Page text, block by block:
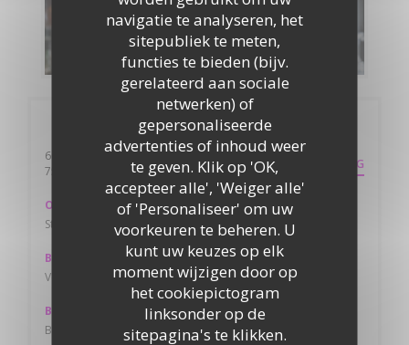
navigatie te analyseren, het
sitepubliek te meten,
functies te bieden (bijv.
gerelateerd aan sociale
netwerken) of
gepersonaliseerde
advertenties of inhoud weer
te geven. Klik op 'OK,
accepteer alle', 'Weiger alle'
of 'Personaliseer' om uw
voorkeuren te beheren. U
kunt uw keuzes op elk
moment wijzigen door op
het cookiepictogram
linksonder op de
sitepagina's te klikken.
ONTDEK ONS MENU
Algemene informatie
60 boulevard montparnasse
75015 Paris
((opent in een nieuw venster)) ROUTEBESCHRIJVING
Ondergrondse
Station Montparnasse ligne : 13 , 6 , 4 , 12
Bike station
Vélib’ Métropole Gare Montparnasse - Arrivée, 75015 Paris
Bus
Bus ligne : 39 , 82 , 92 , 96 , N01